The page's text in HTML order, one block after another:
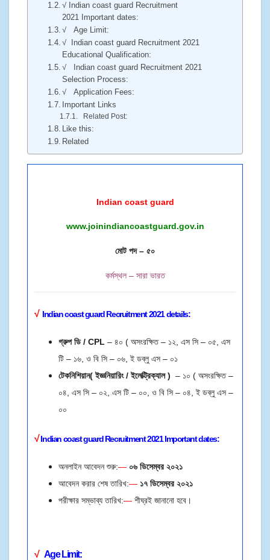
√ Indian coast guard Recruitment
2021 Important dates:
√ Age Limit:
√ Indian coast guard Recruitment 2021
Educational Qualification:
√ Indian coast guard Recruitment 2021
Selection Process:
√ Application Fees:
Important Links
Related Post:
Like this:
Related
Indian coast guard
www.joinindiancoastguard.gov.in
মোট পদ – ৫০
কর্মস্থল – সারা ভারত
√Indian coast guard Recruitment 2021 details:
গ্রুপ ডি / CPL – ৪০ ( অসংরক্ষিত – ১২, এস সি – ০৫, এস
টি – ১৬, ও বি সি – ০৬, ই ডব্লু এস – ০১
টেকনিশিয়ান( ইজ্ঞনিয়ারিং / ইলেক্ট্রিক্যাল ) – ১০ ( অসংরক্ষিত –
০৪, এস সি – ০২, এস টি – ০০, ও বি সি – ০৪, ই ডব্লু এস –
০০
√Indian coast guardRecruitment 2021 Important dates:
অনলাইন আবেদন শুরু:— ০৬ ডিসেম্বর ২০২১
আবেদন করার শেষ তারিখ:— ১৭ ডিসেম্বর ২০২১
পরীক্ষার সম্ভাব্য তারিখ:—শীঘ্রই জানানো হবে।
√ Age Limit: